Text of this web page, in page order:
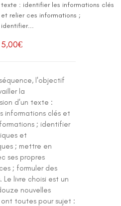
texte : identifier les informations clés
et relier ces informations ;
identifier...
5,00€
l'objectif
la
d'un texte :
informations clés et
; identifier
et
; mettre en
ses propres
; formuler des
Le livre choisi est un
nouvelles
toutes pour sujet :